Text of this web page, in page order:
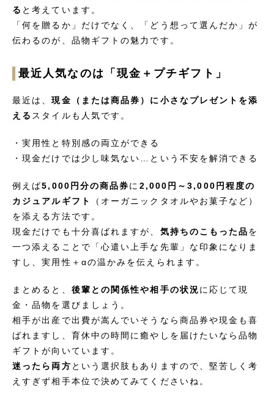
る と考えています。
「何を贈るか」だけでなく、「どう想って選んだか」が
伝わるのが、品物ギフトの魅力です。
最近人気なのは「現金＋プチギフト」
最近は、現金（または商品券）に小さなプレゼントを添
える スタイルも人気です。
・実用性と特別感の両立ができる
・現金だけでは少し味気ない…という不安を解消できる
例えば5,000円分の商品券に 2,000円～3,000円程度の
カジュアルギフト
（オーガニックタオルやお菓子など）
を添える方法です。
現金だけでも十分喜ばれますが、 気持ちのこもった品を
一つ添えることで「心遣い上手な先輩」な印象になりま
すし、実用性＋αの温かみを伝えられます。
まとめると、 後輩との関係性や相手の状況に応じて現
金・品物を選びましょう。
相手が出産で出費が嵩んでいそうなら商品券や現金も喜
ばれますし、育休中の時間に癒やしを届けたいなら品物
ギフトが向いています。
迷ったら両方 という選択肢もありますので、堅苦しく考
えすぎず相手本位で決めてみてくださいね。